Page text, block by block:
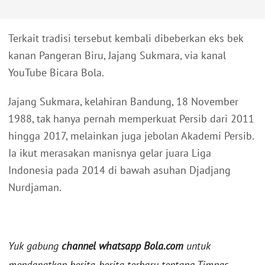
Terkait tradisi tersebut kembali dibeberkan eks bek
kanan Pangeran Biru, Jajang Sukmara, via kanal
YouTube Bicara Bola.
Jajang Sukmara, kelahiran Bandung, 18 November
1988, tak hanya pernah memperkuat Persib dari 2011
hingga 2017, melainkan juga jebolan Akademi Persib.
Ia ikut merasakan manisnya gelar juara Liga
Indonesia pada 2014 di bawah asuhan Djadjang
Nurdjaman.
Yuk gabung channel whatsapp Bola.com untuk